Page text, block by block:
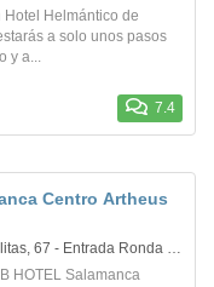
Helmántico de
a solo unos pasos
y a...
7.4
Centro Artheus
Paseo De Las Carmelitas, 67 - Entrada Ronda Corpus . Salamanca
HOTEL Salamanca